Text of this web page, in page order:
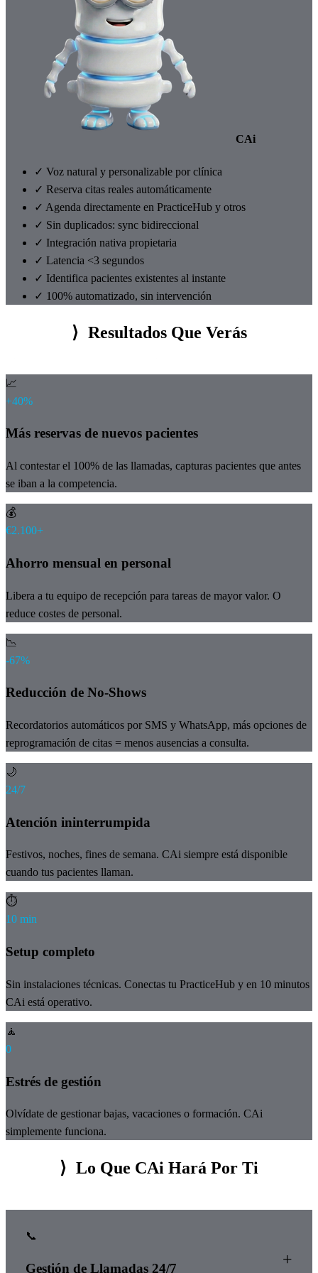
CAi
✓ Voz natural y personalizable por clínica
✓ Reserva citas reales automáticamente
✓ Agenda directamente en PracticeHub y otros
✓ Sin duplicados: sync bidireccional
✓ Integración nativa propietaria
✓ Latencia <3 segundos
✓ Identifica pacientes existentes al instante
✓ 100% automatizado, sin intervención
⟩ Resultados Que Verás
📈
+40%
Más reservas de nuevos pacientes
Al contestar el 100% de las llamadas, capturas pacientes que antes
se iban a la competencia.
💰
€2.100+
Ahorro mensual en personal
Libera a tu equipo de recepción para tareas de mayor valor. O
reduce costes de personal.
📉
-67%
Reducción de No-Shows
Recordatorios automáticos por SMS y WhatsApp, más opciones de
reprogramación de citas = menos ausencias a consulta.
🌙
24/7
Atención ininterrumpida
Festivos, noches, fines de semana. CAi siempre está disponible
cuando tus pacientes llaman.
⏱️
10 min
Setup completo
Sin instalaciones técnicas. Conectas tu PracticeHub y en 10 minutos
CAi está operativo.
🧘
0
Estrés de gestión
Olvídate de gestionar bajas, vacaciones o formación. CAi
simplemente funciona.
⟩ Lo Que CAi Hará Por Ti
📞
Gestión de Llamadas 24/7 +